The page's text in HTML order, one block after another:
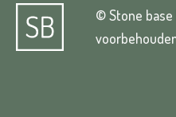
© Stone